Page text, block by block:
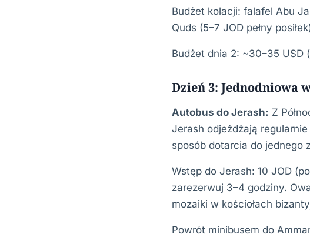
Budżet kolacji: falafel Abu
Quds (5–7 JOD pełny
Budżet dnia 2: ~30–35 USD
Dzień 3: Jednodniowa
Autobus do Jerash: Z
Jerash odjeżdżają
sposób dotarcia do jednego
Wstęp do Jerash: 10 JOD
zarezerwuj 3–4 godziny.
mozaiki w kościołach
Powrót minibusem do